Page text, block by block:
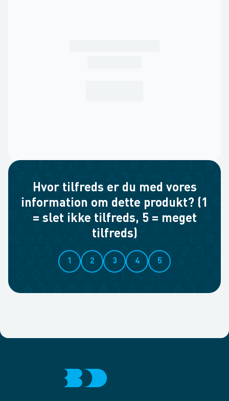
Hvor tilfreds er du med vores
information om dette produkt? (1
= slet ikke tilfreds, 5 = meget
tilfreds)
1 2 3 4 5